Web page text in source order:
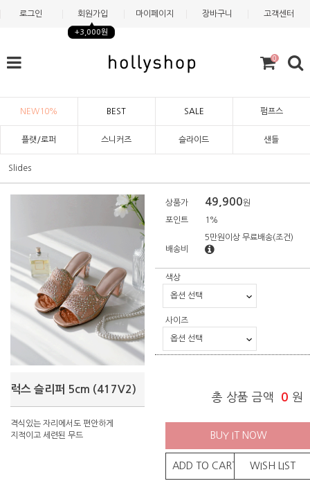
로그인 회원가입
+3,000원
마이페이지 장바구니 고객센터
0
NEW10% BEST SALE 펌프스
플랫/로퍼 스니커즈 슬라이드 샌들
Slides
럭스 슬리퍼 5cm (417V2)
격식있는 자리에서도 편안하게
지적이고 세련된 무드
상품가 49,900원
포인트 1%
배송비
5만원이상 무료배송(조건)
색상
사이즈
총 상품 금액 0 원
BUY IT NOW
ADD TO CART WISH LIST